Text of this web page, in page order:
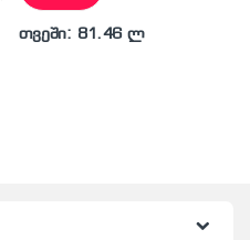
თვეში: 81.46 ლ